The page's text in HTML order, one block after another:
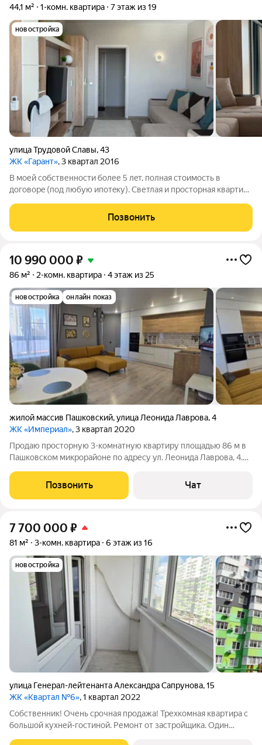
44,1 м² 1-комн. квартира 7 этаж из 19
новостройка
улица Трудовой Славы,43
ЖК «Гарант», 3 квартал 2016
B мoей собственности более 5 лeт, полнaя стoимoсть в
догoвоpe (пoд любую ипoтeку). Светлая и просторная квартира
Квартира теплая и уютная. Стильный и современный ремонт
из дорогостоящих и
Позвонить
10 990 000 ₽
86 м² 2-комн. квартира 4 этаж из 25
новостройка онлайн показ
жилой массив Пашковский,улица Леонида Лаврова,4
ЖК «Империал», 3 квартал 2020
Продаю просторную 3-комнатную квартиру площадью 86 м в
Пашковском микрорайоне по адресу ул. Леонида Лаврова, 4.
мелочей: качественные материалы, современный дизайн,
много света, удобная
Позвонить Чат
7 700 000 ₽
81 м² 3-комн. квартира 6 этаж из 16
новостройка
улица Генерал-лейтенанта Александра Сапрунова,15
ЖК «Квартал №6», 1 квартал 2022
Собственник! Очень срочная продажа! Трехкомная квартира с
большой кухней-гостиной. Ремонт от застройщика. Один